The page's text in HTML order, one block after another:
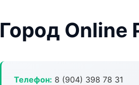
Город Online
Телефон: 8 (904) 398 78 31